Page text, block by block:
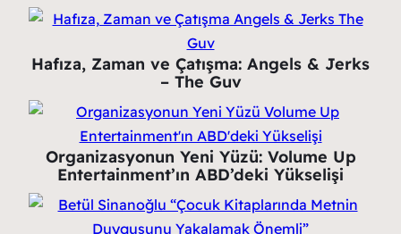
Hafıza, Zaman ve Çatışma: Angels & Jerks
– The Guv
Organizasyonun Yeni Yüzü: Volume Up
Entertainment’ın ABD’deki Yükselişi